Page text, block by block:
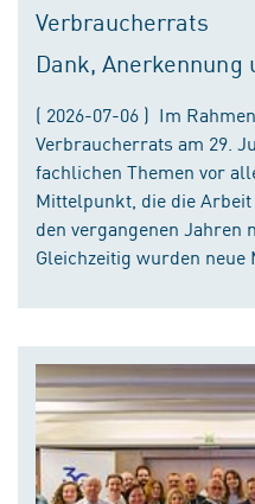
Verbraucherrats
Dank, Anerkennung
( 2026-07-06 ) Im
Verbraucherrats am 29.
fachlichen Themen vor
Mittelpunkt, die die
den vergangenen Jahren
Gleichzeitig wurden neue